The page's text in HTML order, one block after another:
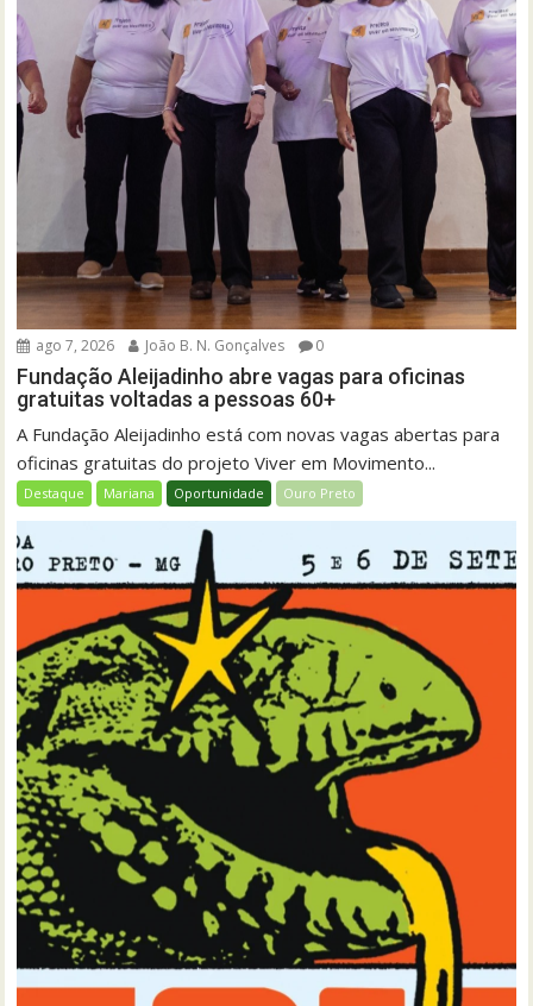
ago 7, 2026 João B. N. Gonçalves 0
Fundação Aleijadinho abre vagas para oficinas
gratuitas voltadas a pessoas 60+
A Fundação Aleijadinho está com novas vagas abertas para
oficinas gratuitas do projeto Viver em Movimento...
Destaque Mariana Oportunidade Ouro Preto